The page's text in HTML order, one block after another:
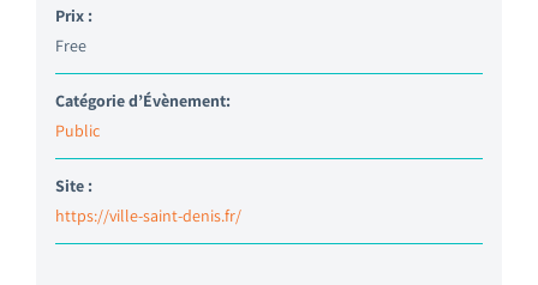
Prix :
Free
Catégorie d’Évènement:
Public
Site :
https://ville-saint-denis.fr/